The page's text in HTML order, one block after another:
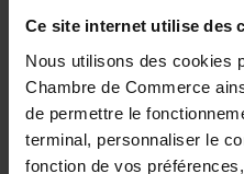
Ce site internet utilise des
Nous utilisons des cookies
Chambre de Commerce
de permettre le
terminal, personnaliser le
fonction de vos
emerging businesses.
Session outline:
Introduction
Part I: Security Basics